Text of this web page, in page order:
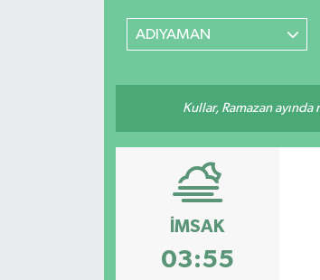
ADIYAMAN
Kullar, Ramazan
İMSAK
03:55
Süper Lig Puan Durumu ve Fikstür